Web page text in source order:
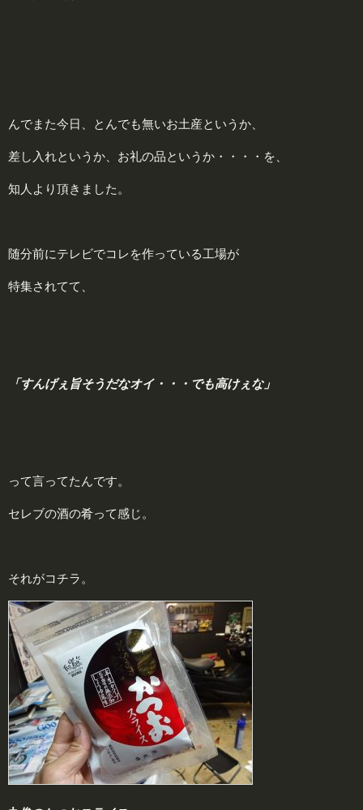
んでまた今日、とんでも無いお土産というか、
差し入れというか、お礼の品というか・・・・を、
知人より頂きました。
随分前にテレビでコレを作っている工場が
特集されてて、
「すんげぇ旨そうだなオイ・・・でも高けぇな」
って言ってたんです。
セレブの酒の肴って感じ。
それがコチラ。